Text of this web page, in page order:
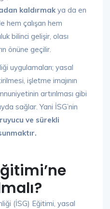
kaldırmakya da en
hem çalışan hem
bilinci gelişir, olası
önüne geçilir.
uygulamaları; yasal
işletme imajının
artırılması gibi
sağlar. Yani İSG’nin
ve sürekli
(İSG) Eğitimi, yasal